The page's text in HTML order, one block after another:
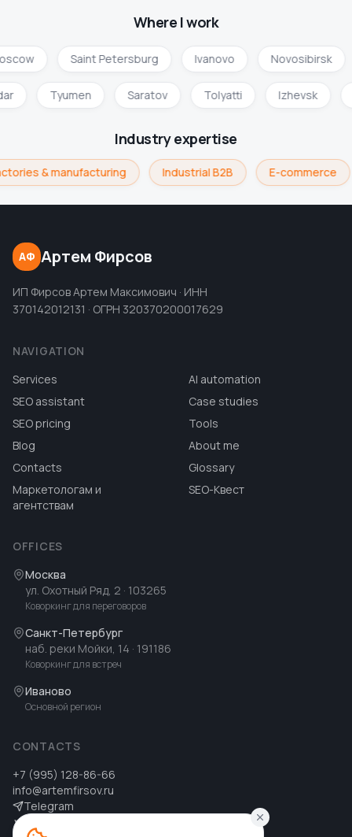
Where I work
Saint Petersburg Ivanovo Novosibirsk
Tyumen Saratov Tolyatti Izhevsk
Industry expertise
& manufacturing Industrial B2B E-commerce
АФ Артем Фирсов
ИП Фирсов Артем Максимович · ИНН
370142012131 · ОГРН 320370200017629
NAVIGATION
Services
AI automation
SEO assistant
Case studies
SEO pricing
Tools
Blog
About me
Contacts
Glossary
Маркетологам и
агентствам
SEO-Квест
OFFICES
Москва
ул. Охотный Ряд, 2 · 103265
Коворкинг для переговоров
Санкт-Петербург
наб. реки Мойки, 14 · 191186
Коворкинг для встреч
Иваново
Основной регион
CONTACTS
+7 (995) 128-86-66
info@artemfirsov.ru
Telegram